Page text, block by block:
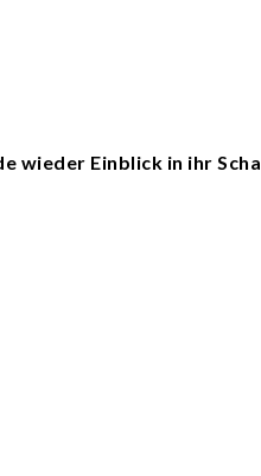
wieder Einblick in ihr